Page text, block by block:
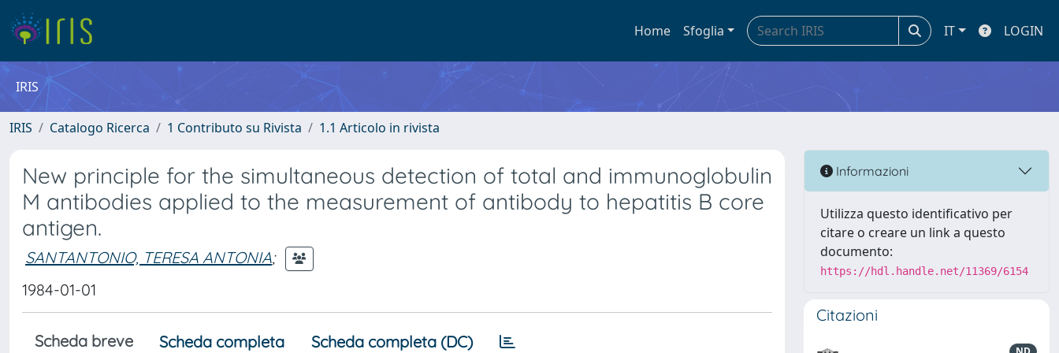
Home Sfoglia IT LOGIN
IRIS
IRIS Catalogo Ricerca 1 Contributo su Rivista 1.1 Articolo in rivista
New principle for the simultaneous detection of total and immunoglobulin
M antibodies applied to the measurement of antibody to hepatitis B core
antigen.
SANTANTONIO, TERESA ANTONIA;
1984-01-01
Scheda breve Scheda completa Scheda completa (DC)
Informazioni
Utilizza questo identificativo per
citare o creare un link a questo
documento:
https://hdl.handle.net/11369/6154
Citazioni